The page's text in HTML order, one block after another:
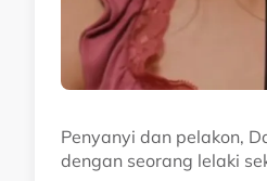
Penyanyi dan pelakon,
dengan seorang lelaki